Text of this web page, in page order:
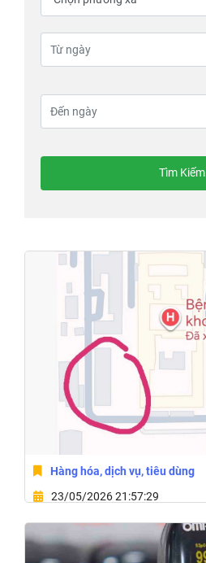
Tìm Kiếm
Hàng hóa, dịch vụ, tiêu dùng
23/05/2026 21:57:29
Phường Tuy Hòa, Tỉnh Đắk Lắk